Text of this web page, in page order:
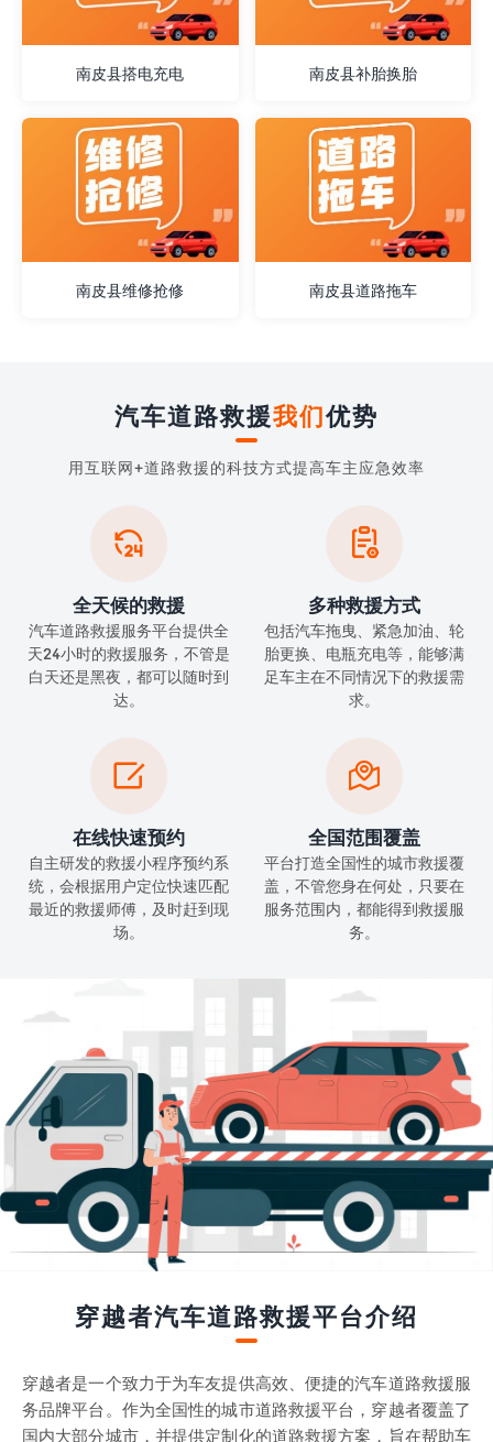
南皮县搭电充电 南皮县补胎换胎
南皮县维修抢修 南皮县道路拖车
汽车道路救援我们优势
用互联网+道路救援的科技方式提高车主应急效率

全天候的救援
汽车道路救援服务平台提供全
天24小时的救援服务，不管是
白天还是黑夜，都可以随时到
达。

多种救援方式
包括汽车拖曳、紧急加油、轮
胎更换、电瓶充电等，能够满
足车主在不同情况下的救援需
求。

在线快速预约
自主研发的救援小程序预约系
统，会根据用户定位快速匹配
最近的救援师傅，及时赶到现
场。

全国范围覆盖
平台打造全国性的城市救援覆
盖，不管您身在何处，只要在
服务范围内，都能得到救援服
务。
穿越者汽车道路救援平台介绍
穿越者是一个致力于为车友提供高效、便捷的汽车道路救援服
务品牌平台。作为全国性的城市道路救援平台，穿越者覆盖了
国内大部分城市，并提供定制化的道路救援方案，旨在帮助车